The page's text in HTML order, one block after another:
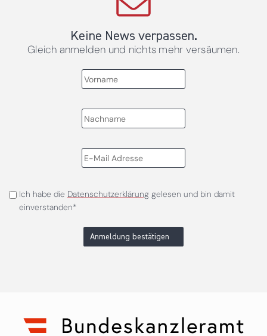
Keine News verpassen.
Gleich anmelden und nichts mehr versäumen.
Ich habe die Datenschutzerklärunggelesen und bin damit
einverstanden*
Anmeldung bestätigen